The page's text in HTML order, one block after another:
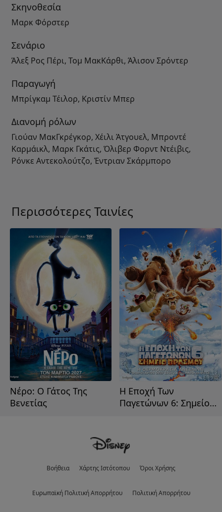
Σκηνοθεσία
Μαρκ Φόρστερ
Σενάριο
Άλεξ Ρος Πέρι, Τομ ΜακΚάρθι, Άλισον Σρόντερ
Παραγωγή
Μπρίγκαμ Τέιλορ, Κριστίν Μπερ
Διανομή ρόλων
Γιούαν ΜακΓκρέγκορ, Χέιλι Άτγουελ, Μπροντέ
Καρμάικλ, Μαρκ Γκάτις, Όλιβερ Φορντ Ντέιβις,
Ρόνκε Αντεκολούτζο, Έντριαν Σκάρμπορο
Περισσότερες Ταινίες
Νέρο: Ο Γάτος Της
Βενετίας
Η Εποχή Των
Παγετώνων 6: Σημείο
Βοήθεια Χάρτης Ιστότοπου Όροι Χρήσης
Eυρωπαϊκή Πολιτική Απορρήτου Πολιτική Απορρήτου